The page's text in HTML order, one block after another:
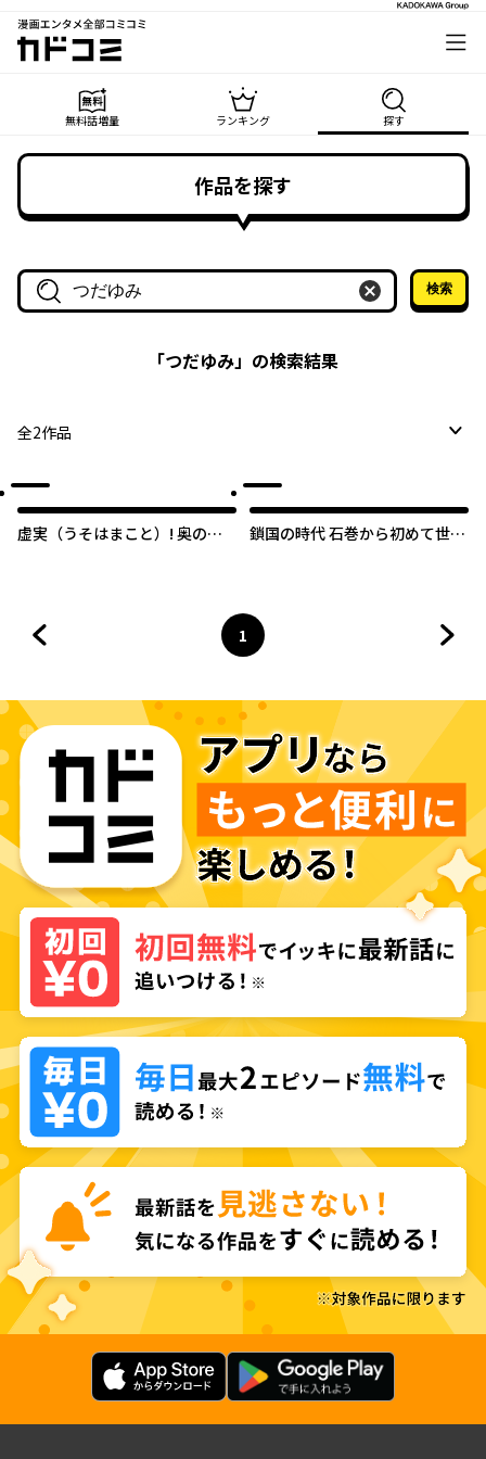
漫画エンタメ全部コミコミ
カドコミ
無料話増量 ランキング 探す
作品を探す
作品名・作家名で探す
検索
「つだゆみ」の検索結果
全2作品
虚実（うそはまこと）! 奥の細
鎖国の時代 石巻から初めて世界
ページ
1
へ